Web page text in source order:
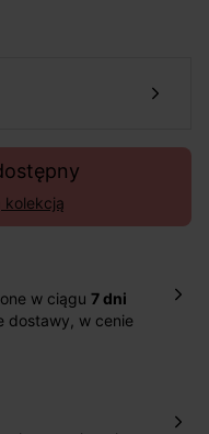
kolekcją
w ciągu 7 dni
dostawy, w cenie